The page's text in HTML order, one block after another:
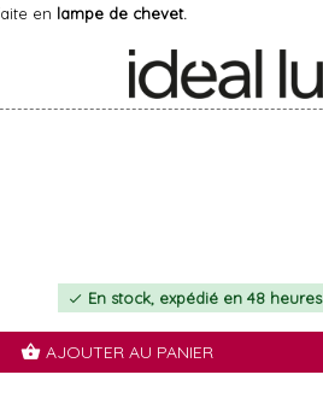
en lampe de chevet.
check En stock, expédié en 48 heures
shopping_basket AJOUTER AU PANIER